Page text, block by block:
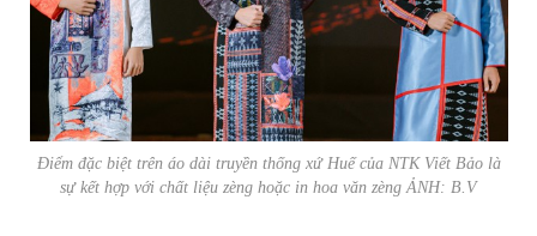
Điểm đặc biệt trên áo dài truyền thống xứ Huế của NTK Viết Bảo là
sự kết hợp với chất liệu zèng hoặc in hoa văn zèng ẢNH: B.V